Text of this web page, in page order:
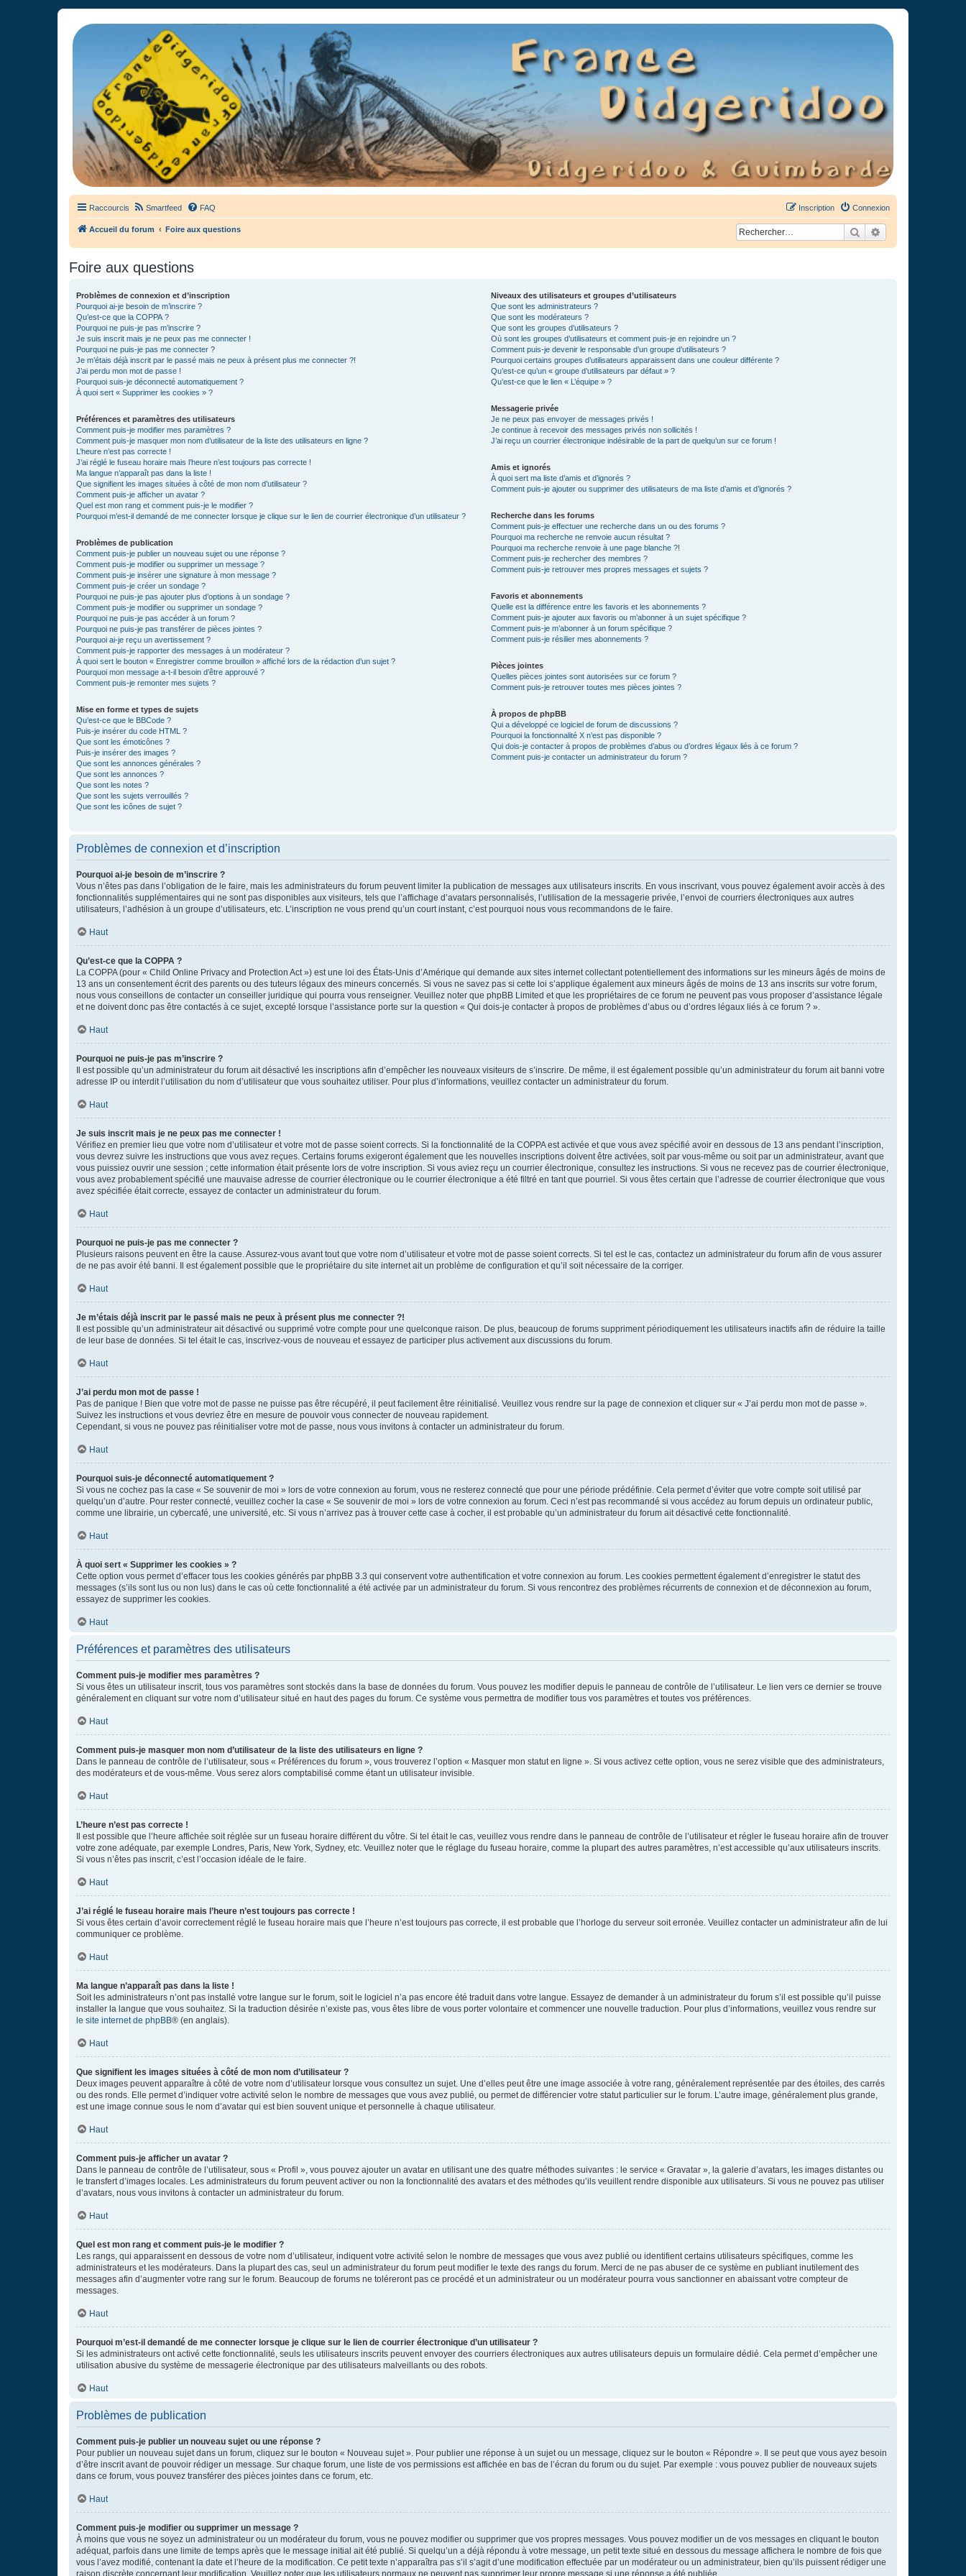
France Didgeridoo
Didgeridoo et Guimbarde sur France Didgeridoo - retrouvez la communauté.
Raccourcis Smartfeed FAQ Connexion
Inscription
Accueil du forum Foire aux questions Rechercher
Foire aux questions
Problèmes de connexion et d’inscription
Pourquoi ai-je besoin de m’inscrire ?
Qu’est-ce que la COPPA ?
Pourquoi ne puis-je pas m’inscrire ?
Je suis inscrit mais je ne peux pas me connecter !
Pourquoi ne puis-je pas me connecter ?
Je m’étais déjà inscrit par le passé mais ne peux à présent plus me connecter ?!
J’ai perdu mon mot de passe !
Pourquoi suis-je déconnecté automatiquement ?
À quoi sert « Supprimer les cookies » ?
Préférences et paramètres des utilisateurs
Comment puis-je modifier mes paramètres ?
Comment puis-je masquer mon nom d’utilisateur de la liste des utilisateurs en ligne ?
L’heure n’est pas correcte !
J’ai réglé le fuseau horaire mais l’heure n’est toujours pas correcte !
Ma langue n’apparaît pas dans la liste !
Que signifient les images situées à côté de mon nom d’utilisateur ?
Comment puis-je afficher un avatar ?
Quel est mon rang et comment puis-je le modifier ?
Pourquoi m’est-il demandé de me connecter lorsque je clique sur le lien de courrier électronique d’un utilisateur ?
Problèmes de publication
Comment puis-je publier un nouveau sujet ou une réponse ?
Comment puis-je modifier ou supprimer un message ?
Comment puis-je insérer une signature à mon message ?
Comment puis-je créer un sondage ?
Pourquoi ne puis-je pas ajouter plus d’options à un sondage ?
Comment puis-je modifier ou supprimer un sondage ?
Pourquoi ne puis-je pas accéder à un forum ?
Pourquoi ne puis-je pas transférer de pièces jointes ?
Pourquoi ai-je reçu un avertissement ?
Comment puis-je rapporter des messages à un modérateur ?
À quoi sert le bouton « Enregistrer comme brouillon » affiché lors de la rédaction d’un sujet ?
Pourquoi mon message a-t-il besoin d’être approuvé ?
Comment puis-je remonter mes sujets ?
Mise en forme et types de sujets
Qu’est-ce que le BBCode ?
Puis-je insérer du code HTML ?
Que sont les émoticônes ?
Puis-je insérer des images ?
Que sont les annonces générales ?
Que sont les annonces ?
Que sont les notes ?
Que sont les sujets verrouillés ?
Que sont les icônes de sujet ?
Niveaux des utilisateurs et groupes d’utilisateurs
Que sont les administrateurs ?
Que sont les modérateurs ?
Que sont les groupes d’utilisateurs ?
Où sont les groupes d’utilisateurs et comment puis-je en rejoindre un ?
Comment puis-je devenir le responsable d’un groupe d’utilisateurs ?
Pourquoi certains groupes d’utilisateurs apparaissent dans une couleur différente ?
Qu’est-ce qu’un « groupe d’utilisateurs par défaut » ?
Qu’est-ce que le lien « L’équipe » ?
Messagerie privée
Je ne peux pas envoyer de messages privés !
Je continue à recevoir des messages privés non sollicités !
J’ai reçu un courrier électronique indésirable de la part de quelqu’un sur ce forum !
Amis et ignorés
À quoi sert ma liste d’amis et d’ignorés ?
Comment puis-je ajouter ou supprimer des utilisateurs de ma liste d’amis et d’ignorés ?
Recherche dans les forums
Comment puis-je effectuer une recherche dans un ou des forums ?
Pourquoi ma recherche ne renvoie aucun résultat ?
Pourquoi ma recherche renvoie à une page blanche ?!
Comment puis-je rechercher des membres ?
Comment puis-je retrouver mes propres messages et sujets ?
Favoris et abonnements
Quelle est la différence entre les favoris et les abonnements ?
Comment puis-je ajouter aux favoris ou m’abonner à un sujet spécifique ?
Comment puis-je m’abonner à un forum spécifique ?
Comment puis-je résilier mes abonnements ?
Pièces jointes
Quelles pièces jointes sont autorisées sur ce forum ?
Comment puis-je retrouver toutes mes pièces jointes ?
À propos de phpBB
Qui a développé ce logiciel de forum de discussions ?
Pourquoi la fonctionnalité X n’est pas disponible ?
Qui dois-je contacter à propos de problèmes d’abus ou d’ordres légaux liés à ce forum ?
Comment puis-je contacter un administrateur du forum ?
Problèmes de connexion et d’inscription
Pourquoi ai-je besoin de m’inscrire ?
Vous n’êtes pas dans l’obligation de le faire, mais les administrateurs du forum peuvent limiter la publication de messages aux utilisateurs inscrits. En vous inscrivant, vous pouvez également avoir accès à des
fonctionnalités supplémentaires qui ne sont pas disponibles aux visiteurs, tels que l’affichage d’avatars personnalisés, l’utilisation de la messagerie privée, l’envoi de courriers électroniques aux autres
utilisateurs, l’adhésion à un groupe d’utilisateurs, etc. L’inscription ne vous prend qu’un court instant, c’est pourquoi nous vous recommandons de le faire.
Haut
Qu’est-ce que la COPPA ?
La COPPA (pour « Child Online Privacy and Protection Act ») est une loi des États-Unis d’Amérique qui demande aux sites internet collectant potentiellement des informations sur les mineurs âgés de moins de
13 ans un consentement écrit des parents ou des tuteurs légaux des mineurs concernés. Si vous ne savez pas si cette loi s’applique également aux mineurs âgés de moins de 13 ans inscrits sur votre forum,
nous vous conseillons de contacter un conseiller juridique qui pourra vous renseigner. Veuillez noter que phpBB Limited et que les propriétaires de ce forum ne peuvent pas vous proposer d’assistance légale
et ne doivent donc pas être contactés à ce sujet, excepté lorsque l’assistance porte sur la question « Qui dois-je contacter à propos de problèmes d’abus ou d’ordres légaux liés à ce forum ? ».
Haut
Pourquoi ne puis-je pas m’inscrire ?
Il est possible qu’un administrateur du forum ait désactivé les inscriptions afin d’empêcher les nouveaux visiteurs de s’inscrire. De même, il est également possible qu’un administrateur du forum ait banni votre
adresse IP ou interdit l’utilisation du nom d’utilisateur que vous souhaitez utiliser. Pour plus d’informations, veuillez contacter un administrateur du forum.
Haut
Je suis inscrit mais je ne peux pas me connecter !
Vérifiez en premier lieu que votre nom d’utilisateur et votre mot de passe soient corrects. Si la fonctionnalité de la COPPA est activée et que vous avez spécifié avoir en dessous de 13 ans pendant l’inscription,
vous devrez suivre les instructions que vous avez reçues. Certains forums exigeront également que les nouvelles inscriptions doivent être activées, soit par vous-même ou soit par un administrateur, avant que
vous puissiez ouvrir une session ; cette information était présente lors de votre inscription. Si vous aviez reçu un courrier électronique, consultez les instructions. Si vous ne recevez pas de courrier électronique,
vous avez probablement spécifié une mauvaise adresse de courrier électronique ou le courrier électronique a été filtré en tant que pourriel. Si vous êtes certain que l’adresse de courrier électronique que vous
avez spécifiée était correcte, essayez de contacter un administrateur du forum.
Haut
Pourquoi ne puis-je pas me connecter ?
Plusieurs raisons peuvent en être la cause. Assurez-vous avant tout que votre nom d’utilisateur et votre mot de passe soient corrects. Si tel est le cas, contactez un administrateur du forum afin de vous assurer
de ne pas avoir été banni. Il est également possible que le propriétaire du site internet ait un problème de configuration et qu’il soit nécessaire de la corriger.
Haut
Je m’étais déjà inscrit par le passé mais ne peux à présent plus me connecter ?!
Il est possible qu’un administrateur ait désactivé ou supprimé votre compte pour une quelconque raison. De plus, beaucoup de forums suppriment périodiquement les utilisateurs inactifs afin de réduire la taille
de leur base de données. Si tel était le cas, inscrivez-vous de nouveau et essayez de participer plus activement aux discussions du forum.
Haut
J’ai perdu mon mot de passe !
Pas de panique ! Bien que votre mot de passe ne puisse pas être récupéré, il peut facilement être réinitialisé. Veuillez vous rendre sur la page de connexion et cliquer sur « J’ai perdu mon mot de passe ».
Suivez les instructions et vous devriez être en mesure de pouvoir vous connecter de nouveau rapidement.
Cependant, si vous ne pouvez pas réinitialiser votre mot de passe, nous vous invitons à contacter un administrateur du forum.
Haut
Pourquoi suis-je déconnecté automatiquement ?
Si vous ne cochez pas la case « Se souvenir de moi » lors de votre connexion au forum, vous ne resterez connecté que pour une période prédéfinie. Cela permet d’éviter que votre compte soit utilisé par
quelqu’un d’autre. Pour rester connecté, veuillez cocher la case « Se souvenir de moi » lors de votre connexion au forum. Ceci n’est pas recommandé si vous accédez au forum depuis un ordinateur public,
comme une librairie, un cybercafé, une université, etc. Si vous n’arrivez pas à trouver cette case à cocher, il est probable qu’un administrateur du forum ait désactivé cette fonctionnalité.
Haut
À quoi sert « Supprimer les cookies » ?
Cette option vous permet d’effacer tous les cookies générés par phpBB 3.3 qui conservent votre authentification et votre connexion au forum. Les cookies permettent également d’enregistrer le statut des
messages (s’ils sont lus ou non lus) dans le cas où cette fonctionnalité a été activée par un administrateur du forum. Si vous rencontrez des problèmes récurrents de connexion et de déconnexion au forum,
essayez de supprimer les cookies.
Haut
Préférences et paramètres des utilisateurs
Comment puis-je modifier mes paramètres ?
Si vous êtes un utilisateur inscrit, tous vos paramètres sont stockés dans la base de données du forum. Vous pouvez les modifier depuis le panneau de contrôle de l’utilisateur. Le lien vers ce dernier se trouve
généralement en cliquant sur votre nom d’utilisateur situé en haut des pages du forum. Ce système vous permettra de modifier tous vos paramètres et toutes vos préférences.
Haut
Comment puis-je masquer mon nom d’utilisateur de la liste des utilisateurs en ligne ?
Dans le panneau de contrôle de l’utilisateur, sous « Préférences du forum », vous trouverez l’option « Masquer mon statut en ligne ». Si vous activez cette option, vous ne serez visible que des administrateurs,
des modérateurs et de vous-même. Vous serez alors comptabilisé comme étant un utilisateur invisible.
Haut
L’heure n’est pas correcte !
Il est possible que l’heure affichée soit réglée sur un fuseau horaire différent du vôtre. Si tel était le cas, veuillez vous rendre dans le panneau de contrôle de l’utilisateur et régler le fuseau horaire afin de trouver
votre zone adéquate, par exemple Londres, Paris, New York, Sydney, etc. Veuillez noter que le réglage du fuseau horaire, comme la plupart des autres paramètres, n’est accessible qu’aux utilisateurs inscrits.
Si vous n’êtes pas inscrit, c’est l’occasion idéale de le faire.
Haut
J’ai réglé le fuseau horaire mais l’heure n’est toujours pas correcte !
Si vous êtes certain d’avoir correctement réglé le fuseau horaire mais que l’heure n’est toujours pas correcte, il est probable que l’horloge du serveur soit erronée. Veuillez contacter un administrateur afin de lui
communiquer ce problème.
Haut
Ma langue n’apparaît pas dans la liste !
Soit les administrateurs n’ont pas installé votre langue sur le forum, soit le logiciel n’a pas encore été traduit dans votre langue. Essayez de demander à un administrateur du forum s’il est possible qu’il puisse
installer la langue que vous souhaitez. Si la traduction désirée n’existe pas, vous êtes libre de vous porter volontaire et commencer une nouvelle traduction. Pour plus d’informations, veuillez vous rendre sur
le site internet de phpBB® (en anglais).
Haut
Que signifient les images situées à côté de mon nom d’utilisateur ?
Deux images peuvent apparaître à côté de votre nom d’utilisateur lorsque vous consultez un sujet. Une d’elles peut être une image associée à votre rang, généralement représentée par des étoiles, des carrés
ou des ronds. Elle permet d’indiquer votre activité selon le nombre de messages que vous avez publié, ou permet de différencier votre statut particulier sur le forum. L’autre image, généralement plus grande,
est une image connue sous le nom d’avatar qui est bien souvent unique et personnelle à chaque utilisateur.
Haut
Comment puis-je afficher un avatar ?
Dans le panneau de contrôle de l’utilisateur, sous « Profil », vous pouvez ajouter un avatar en utilisant une des quatre méthodes suivantes : le service « Gravatar », la galerie d’avatars, les images distantes ou
le transfert d’images locales. Les administrateurs du forum peuvent activer ou non la fonctionnalité des avatars et des méthodes qu’ils veuillent rendre disponible aux utilisateurs. Si vous ne pouvez pas utiliser
d’avatars, nous vous invitons à contacter un administrateur du forum.
Haut
Quel est mon rang et comment puis-je le modifier ?
Les rangs, qui apparaissent en dessous de votre nom d’utilisateur, indiquent votre activité selon le nombre de messages que vous avez publié ou identifient certains utilisateurs spécifiques, comme les
administrateurs et les modérateurs. Dans la plupart des cas, seul un administrateur du forum peut modifier le texte des rangs du forum. Merci de ne pas abuser de ce système en publiant inutilement des
messages afin d’augmenter votre rang sur le forum. Beaucoup de forums ne toléreront pas ce procédé et un administrateur ou un modérateur pourra vous sanctionner en abaissant votre compteur de
messages.
Haut
Pourquoi m’est-il demandé de me connecter lorsque je clique sur le lien de courrier électronique d’un utilisateur ?
Si les administrateurs ont activé cette fonctionnalité, seuls les utilisateurs inscrits peuvent envoyer des courriers électroniques aux autres utilisateurs depuis un formulaire dédié. Cela permet d’empêcher une
utilisation abusive du système de messagerie électronique par des utilisateurs malveillants ou des robots.
Haut
Problèmes de publication
Comment puis-je publier un nouveau sujet ou une réponse ?
Pour publier un nouveau sujet dans un forum, cliquez sur le bouton « Nouveau sujet ». Pour publier une réponse à un sujet ou un message, cliquez sur le bouton « Répondre ». Il se peut que vous ayez besoin
d’être inscrit avant de pouvoir rédiger un message. Sur chaque forum, une liste de vos permissions est affichée en bas de l’écran du forum ou du sujet. Par exemple : vous pouvez publier de nouveaux sujets
dans ce forum, vous pouvez transférer des pièces jointes dans ce forum, etc.
Haut
Comment puis-je modifier ou supprimer un message ?
À moins que vous ne soyez un administrateur ou un modérateur du forum, vous ne pouvez modifier ou supprimer que vos propres messages. Vous pouvez modifier un de vos messages en cliquant le bouton
adéquat, parfois dans une limite de temps après que le message initial ait été publié. Si quelqu’un a déjà répondu à votre message, un petit texte situé en dessous du message affichera le nombre de fois que
vous l’avez modifié, contenant la date et l’heure de la modification. Ce petit texte n’apparaîtra pas s’il s’agit d’une modification effectuée par un modérateur ou un administrateur, bien qu’ils puissent rédiger une
raison discrète concernant leur modification. Veuillez noter que les utilisateurs normaux ne peuvent pas supprimer leur propre message si une réponse a été publiée.